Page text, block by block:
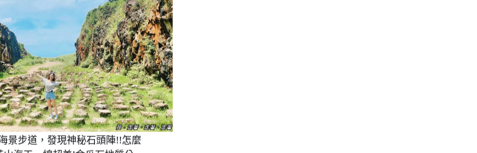
景步道，發現神秘石頭陣!!怎麼